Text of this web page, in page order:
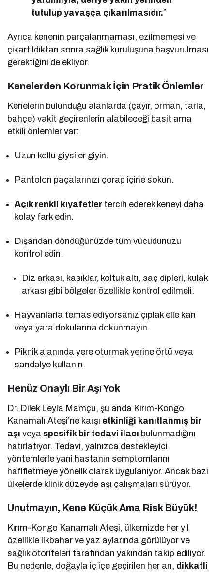
tutulup yavaşça çıkarılmasıdır.”
Ayrıca kenenin parçalanmaması, ezilmemesi ve
çıkartıldıktan sonra sağlık kuruluşuna başvurulması
gerektiğini de ekliyor.
Kenelerden Korunmak İçin Pratik Önlemler
Kenelerin bulunduğu alanlarda (çayır, orman, tarla,
bahçe) vakit geçirenlerin alabileceği basit ama
etkili önlemler var:
Uzun kollu giysiler giyin.
Pantolon paçalarınızı çorap içine sokun.
Açık renkli kıyafetler tercih ederek keneyi daha
kolay fark edin.
Dışarıdan döndüğünüzde tüm vücudunuzu
kontrol edin.
Diz arkası, kasıklar, koltuk altı, saç dipleri, kulak
arkası gibi bölgeler özellikle kontrol edilmeli.
Hayvanlarla temas ediyorsanız çıplak elle kan
veya yara dokularına dokunmayın.
Piknik alanında yere oturmak yerine örtü veya
sandalye kullanın.
Henüz Onaylı Bir Aşı Yok
Dr. Dilek Leyla Mamçu, şu anda Kırım-Kongo
Kanamalı Ateşi’ne karşı etkinliği kanıtlanmış bir
aşı veya spesifik bir tedavi ilacı bulunmadığını
hatırlatıyor. Tedavi, yalnızca destekleyici
yöntemlerle yani hastanın semptomlarını
hafifletmeye yönelik olarak uygulanıyor. Ancak bazı
ülkelerde klinik düzeyde aşı çalışmaları sürüyor.
Unutmayın, Kene Küçük Ama Risk Büyük!
Kırım-Kongo Kanamalı Ateşi, ülkemizde her yıl
özellikle ilkbahar ve yaz aylarında görülüyor ve
sağlık otoriteleri tarafından yakından takip ediliyor.
Bu nedenle, doğayla iç içe geçirilen her an, dikkatli